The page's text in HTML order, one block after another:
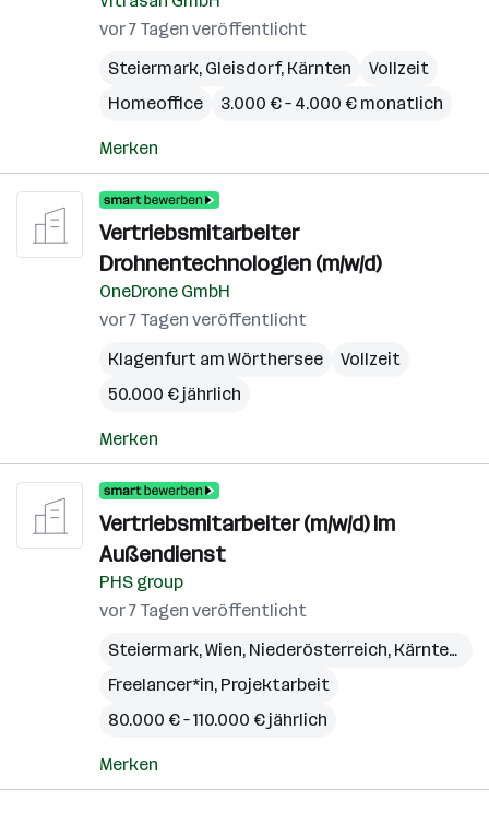
vor 7 Tagen veröffentlicht
Steiermark, Gleisdorf, Kärnten
Vollzeit
Homeoffice
3.000 € – 4.000 € monatlich
Merken
Vertriebsmitarbeiter
Drohnentechnologien (m/w/d)
OneDrone GmbH
vor 7 Tagen veröffentlicht
Klagenfurt am Wörthersee
Vollzeit
50.000 € jährlich
Merken
Vertriebsmitarbeiter (m/w/d) im
Außendienst
PHS group
vor 7 Tagen veröffentlicht
Steiermark,Wien, Niederösterreich, Kärnten
Freelancer*in, Projektarbeit
80.000 € – 110.000 € jährlich
Merken